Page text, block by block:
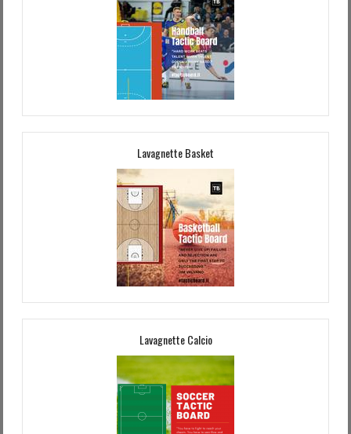
Lavagnette Basket
Lavagnette Calcio